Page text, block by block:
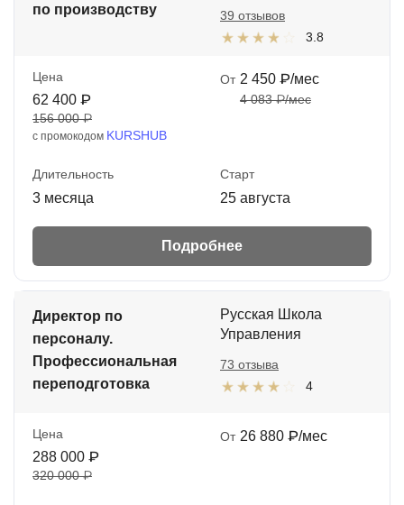
по производству
3.8
39 отзывов
Цена
62 400 ₽
156 000 ₽
с промокодом KURSHUB
От 2 450 ₽/мес
4 083 ₽/мес
Длительность
3 месяца
Старт
25 августа
Подробнее
Директор по
персоналу.
Профессиональная
переподготовка
Русская Школа
Управления
4
73 отзыва
Цена
288 000 ₽
320 000 ₽
От 26 880 ₽/мес